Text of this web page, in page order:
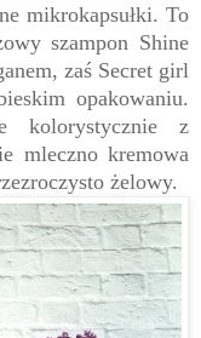
mikrokapsułki. To
szampon Shine
zaś Secret girl
opakowaniu.
kolorystycznie z
mleczno kremowa
żelowy.